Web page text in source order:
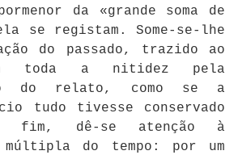
da «grande soma de
se registam. Some-se-lhe
do passado, trazido ao
toda a nitidez pela
do relato, como se a
tudo tivesse conservado
fim, dê-se atenção à
múltipla do tempo: por um